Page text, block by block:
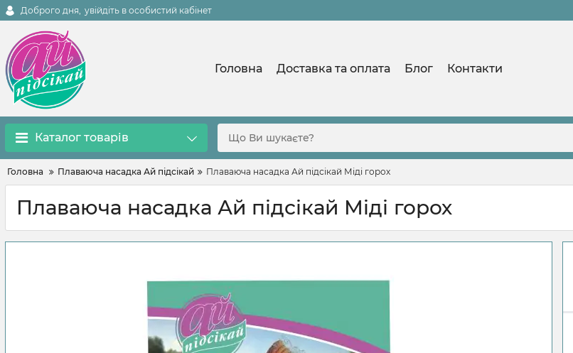
Доброго дня, увійдіть в особистий кабінет
Головна Доставка та оплата Блог Контакти
Каталог товарів
Головна Плаваюча насадка Ай підсікай Плаваюча насадка Ай підсікай Міді горох
Плаваюча насадка Ай підсікай Міді горох